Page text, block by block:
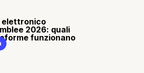
elettronico
2026: quali
funzionano